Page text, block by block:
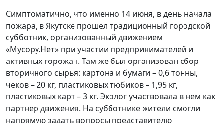
Симптоматично, что именно 14 июня, в день начала
пожара, в Якутске прошел традиционный городской
субботник, организованный движением
«Мусору.Нет» при участии предпринимателей и
активных горожан. Там же был организован сбор
вторичного сырья: картона и бумаги – 0,6 тонны,
чеков – 20 кг, пластиковых тюбиков – 1,95 кг,
пластиковых карт – 3 кг. Эколог участвовала в нем как
партнер движения. На субботнике жители смогли
напрямую задать вопросы представителю